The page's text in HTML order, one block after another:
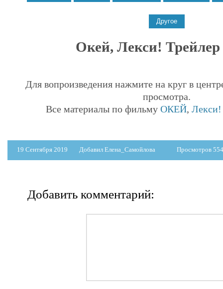
Окей, Лекси! Трейлер
Для вопроизведения нажмите на круг в
просмотра.
Все материалы по фильмуОКЕЙ,Лекси!
19 Сентября 2019 Добавил Елена_Самойлова Просмотров 554
Добавить комментарий: